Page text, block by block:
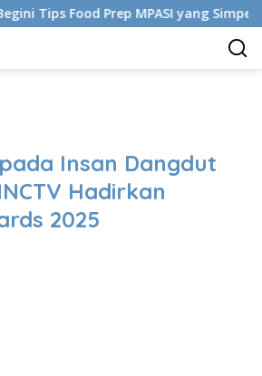
Food Prep MPASI yang Simpel-
Insan Dangdut
Hadirkan
2025